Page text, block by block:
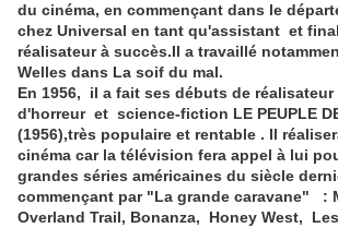
du cinéma, en commençant dans le
chez Universal en tant qu'assistant et
réalisateur à succès.Il a travaillé
Welles dans La soif du mal.
En 1956, il a fait ses débuts de
d'horreur et science-fiction LE PEUPLE
(1956),très populaire et rentable . Il
cinéma car la télévision fera appel à lui
grandes séries américaines du siècle
commençant par "La grande caravane" :
Overland Trail, Bonanza, Honey West,